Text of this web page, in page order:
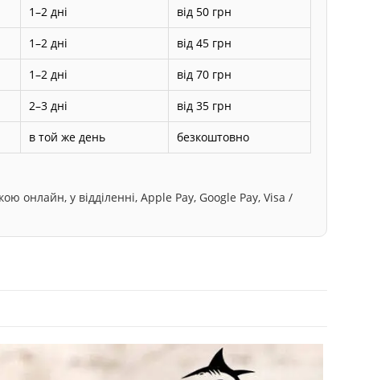
1–2 дні від 50 грн
1–2 дні від 45 грн
1–2 дні від 70 грн
2–3 дні від 35 грн
в той же день безкоштовно
онлайн, у відділенні, Apple Pay, Google Pay, Visa /